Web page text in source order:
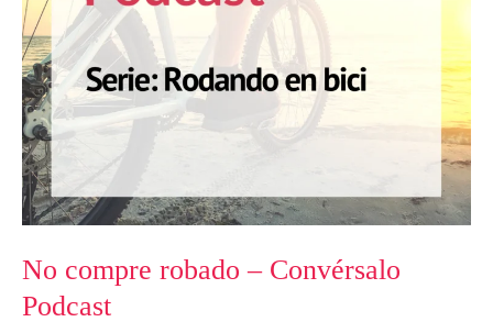
No compre robado – Convérsalo
Podcast